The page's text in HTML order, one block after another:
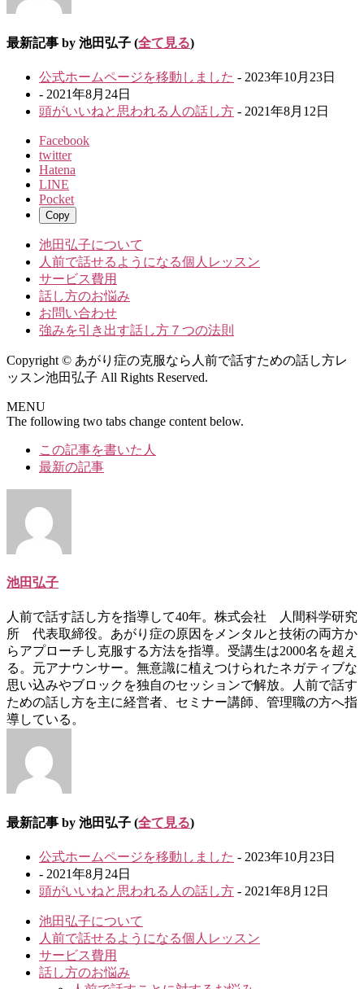
最新記事 by 池田弘子 (全て見る)
公式ホームページを移動しました - 2023年10月23日
- 2021年8月24日
頭がいいねと思われる人の話し方 - 2021年8月12日
Facebook
twitter
Hatena
LINE
Pocket
Copy
池田弘子について
人前で話せるようになる個人レッスン
サービス費用
話し方のお悩み
お問い合わせ
強みを引き出す話し方７つの法則
Copyright © あがり症の克服なら人前で話すための話し方レ
ッスン池田弘子 All Rights Reserved.
MENU
The following two tabs change content below.
この記事を書いた人
最新の記事
池田弘子
人前で話す話し方を指導して40年。株式会社 人間科学研究
所 代表取締役。あがり症の原因をメンタルと技術の両方か
らアプローチし克服する方法を指導。受講生は2000名を超え
る。元アナウンサー。無意識に植えつけられたネガティブな
思い込みやブロックを独自のセッションで解放。人前で話す
ための話し方を主に経営者、セミナー講師、管理職の方へ指
導している。
最新記事 by 池田弘子 (全て見る)
公式ホームページを移動しました - 2023年10月23日
- 2021年8月24日
頭がいいねと思われる人の話し方 - 2021年8月12日
池田弘子について
人前で話せるようになる個人レッスン
サービス費用
話し方のお悩み